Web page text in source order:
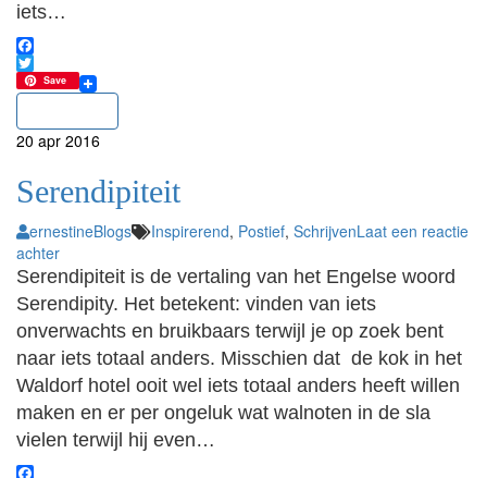
iets…
Facebook
Twitter
Save
20 apr 2016
Serendipiteit
ernestineBlogs Inspirerend, Postief, SchrijvenLaat een reactie
achter
Serendipiteit is de vertaling van het Engelse woord
Serendipity. Het betekent: vinden van iets
onverwachts en bruikbaars terwijl je op zoek bent
naar iets totaal anders. Misschien dat de kok in het
Waldorf hotel ooit wel iets totaal anders heeft willen
maken en er per ongeluk wat walnoten in de sla
vielen terwijl hij even…